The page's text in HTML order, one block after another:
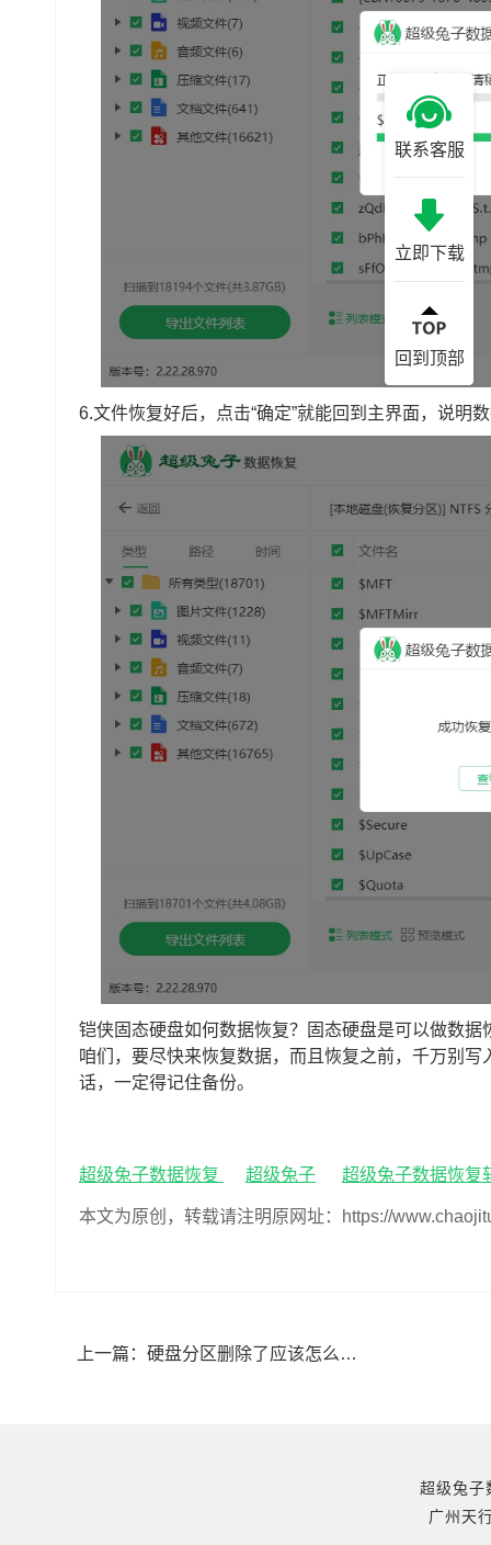
6.文件恢复好后，点击“确定”就能回到主界面，说明
铠侠固态硬盘如何数据恢复？固态硬盘是可以做数
咱们，要尽快来恢复数据，而且恢复之前，千万别
话，一定得记住备份。
超级兔子数据恢复 超级兔子 超级兔子数据恢复
本文为原创，转载请注明原网址：https://
上一篇： 硬盘分区删除了应该怎么办(硬盘删除分区数据恢复方法)
超级兔
广州天
联系客服
立即下载
回到顶部